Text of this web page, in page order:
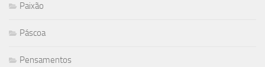
Paixão
Páscoa
Pensamentos